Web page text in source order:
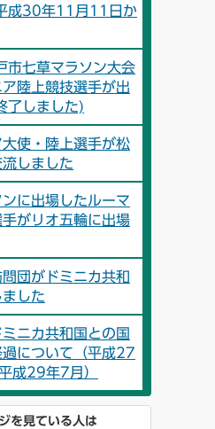
成30年11月11日か
市七草マラソン大会
陸上競技選手が出
了しました)
使・陸上選手が松
しました
に出場したルーマ
がリオ五輪に出場
団がドミニカ共和
した
ニカ共和国との国
過について（平成27
成29年7月）
を見ている人は